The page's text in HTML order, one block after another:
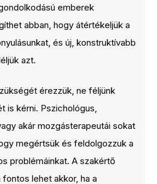
emberek
abban, hogy átértékeljük a
és új, konstruktívabb
azt.
érezzük, ne féljünk
is kérni. Pszichológus,
akár mozgásterapeutái sokat
megértsük és feldolgozzuk a
problémáinkat. A szakértő
lehet akkor, ha a